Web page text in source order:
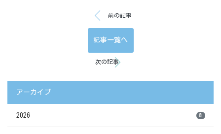
前の記事
記事一覧へ
次の記事
アーカイブ
2026 8